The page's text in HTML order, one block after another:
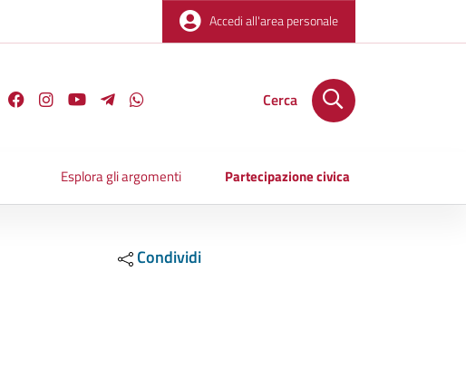
Accedi all'area personale
Cerca
Esplora gli argomenti Partecipazione civica
Condividi